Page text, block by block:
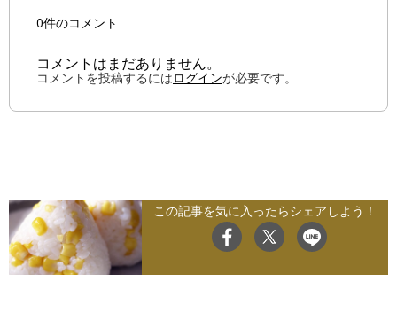
0件のコメント
コメントはまだありません。
コメントを投稿するにはログインが必要です。
この記事を気に入ったらシェアしよう！